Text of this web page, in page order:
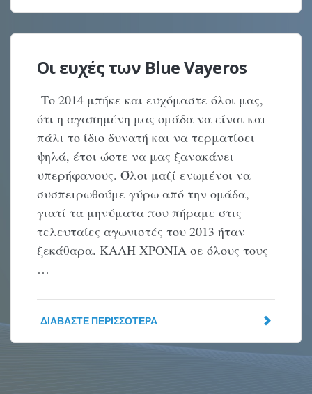
Οι ευχές των Blue Vayeros
Το 2014 μπήκε και ευχόμαστε όλοι μας,
ότι η αγαπημένη μας ομάδα να είναι και
πάλι το ίδιο δυνατή και να τερματίσει
ψηλά, έτσι ώστε να μας ξανακάνει
υπερήφανους. Όλοι μαζί ενωμένοι να
συσπειρωθούμε γύρω από την ομάδα,
γιατί τα μηνύματα που πήραμε στις
τελευταίες αγωνιστές του 2013 ήταν
ξεκάθαρα. ΚΑΛΗ ΧΡΟΝΙΑ σε όλους τους
…
ΔΙΑΒΆΣΤΕ ΠΕΡΙΣΣΌΤΕΡΑ